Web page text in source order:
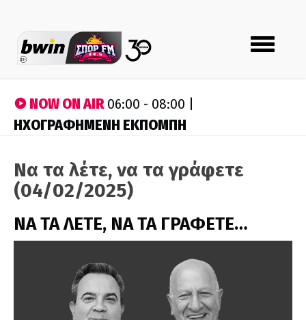
Toggle
navigation
NOW ON AIR06:00 - 08:00 |
ΗΧΟΓΡΑΦΗΜΕΝΗ ΕΚΠΟΜΠΗ
Να τα λέτε, να τα γράφετε
(04/02/2025)
ΝΑ ΤΑ ΛΕΤΕ, ΝΑ ΤΑ ΓΡΑΦΕΤΕ…